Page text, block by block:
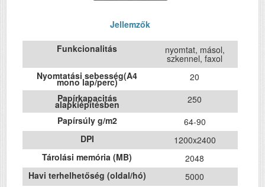
Jellemzők
Funkcionalitás nyomtat, másol,
szkennel, faxol
Nyomtatási sebesség(A4
mono lap/perc)
20
Papírkapacitás
alapkiépítésben
250
Papírsúly g/m2
64-90
DPI
1200x2400
Tárolási memória (MB)
2048
Havi terhelhetőség (oldal/hó)
5000